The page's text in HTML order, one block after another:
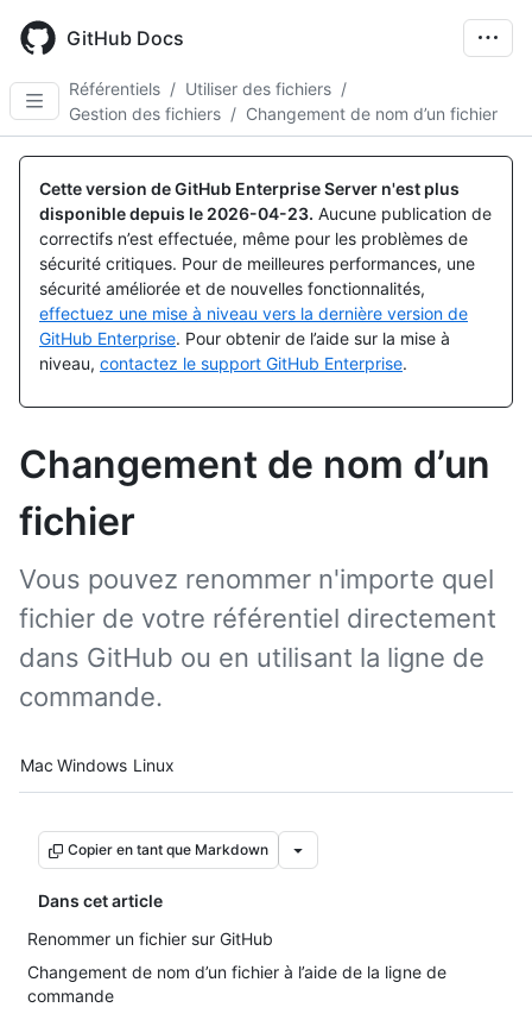
main
content
GitHub Docs
Référentiels / Utiliser des fichiers /
Gestion des fichiers / Changement de nom d’un fichier
Cette version de GitHub Enterprise Server n'est plus
disponible depuis le 2026-04-23. Aucune publication de
correctifs n’est effectuée, même pour les problèmes de
sécurité critiques. Pour de meilleures performances, une
sécurité améliorée et de nouvelles fonctionnalités,
effectuez une mise à niveau vers la dernière version de
GitHub Enterprise. Pour obtenir de l’aide sur la mise à
niveau, contactez le support GitHub Enterprise.
Changement de nom d’un
fichier
Vous pouvez renommer n'importe quel
fichier de votre référentiel directement
dans GitHub ou en utilisant la ligne de
commande.
Platform navigation
Mac Windows Linux
Copier en tant que Markdown
Dans cet article
Renommer un fichier sur GitHub
Changement de nom d’un fichier à l’aide de la ligne de
commande